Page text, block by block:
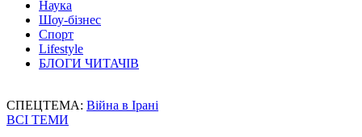
Наука
Шоу-бізнес
Спорт
Lifestyle
БЛОГИ ЧИТАЧІВ
СПЕЦТЕМА: Війна в Ірані
ВСІ ТЕМИ